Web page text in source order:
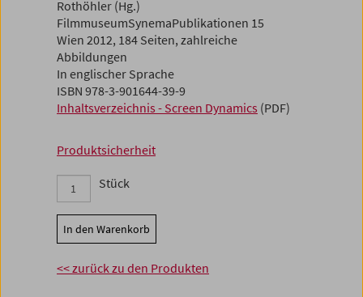
Rothöhler (Hg.)
FilmmuseumSynemaPublikationen 15
Wien 2012, 184 Seiten, zahlreiche
Abbildungen
In englischer Sprache
ISBN 978-3-901644-39-9
Inhaltsverzeichnis - Screen Dynamics (PDF)
Produktsicherheit
Stück
In den Warenkorb
<< zurück zu den Produkten